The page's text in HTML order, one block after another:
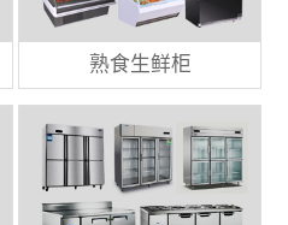
熟食生鲜柜